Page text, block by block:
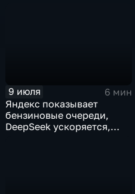
9 июля
6 мин
Яндекс показывает
бензиновые очереди,
DeepSeek ускоряется,